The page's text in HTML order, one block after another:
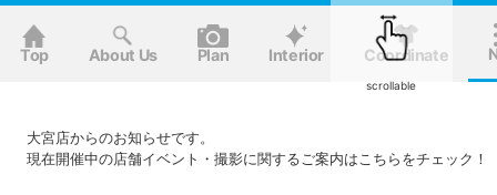
Top About Us Plan Interior Coordinate
scrollable
大宮店からのお知らせです。
現在開催中の店舗イベント・撮影に関するご案内はこちらをチェック！